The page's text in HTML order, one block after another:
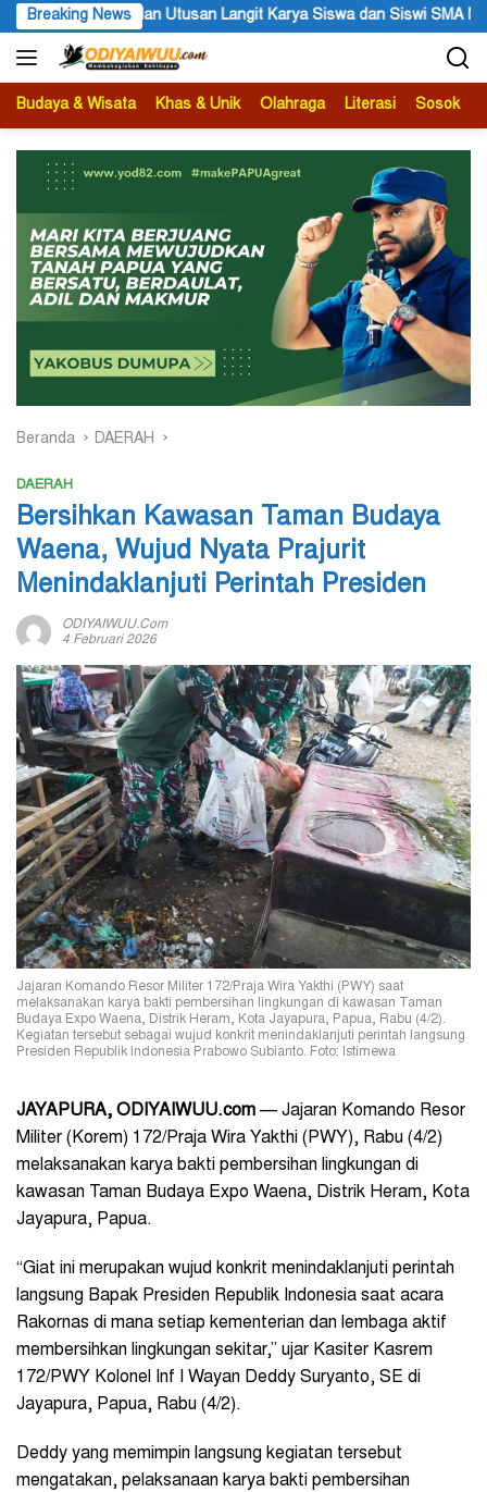
Langsung
ke
konten
Breaking News
SMA Negeri 1 Dogiyai Anggota MRP Papua
Budaya & Wisata Khas & Unik Olahraga Literasi Sosok
Beranda DAERAH
DAERAH
Bersihkan Kawasan Taman Budaya
Waena, Wujud Nyata Prajurit
Menindaklanjuti Perintah Presiden
ODIYAIWUU.com
4 Februari 2026
Jajaran Komando Resor Militer 172/Praja Wira Yakthi (PWY) saat
melaksanakan karya bakti pembersihan lingkungan di kawasan Taman
Budaya Expo Waena, Distrik Heram, Kota Jayapura, Papua, Rabu (4/2).
Kegiatan tersebut sebagai wujud konkrit menindaklanjuti perintah langsung
Presiden Republik Indonesia Prabowo Subianto. Foto: Istimewa
JAYAPURA, ODIYAIWUU.com — Jajaran Komando Resor
Militer (Korem) 172/Praja Wira Yakthi (PWY), Rabu (4/2)
melaksanakan karya bakti pembersihan lingkungan di
kawasan Taman Budaya Expo Waena, Distrik Heram, Kota
Jayapura, Papua.
“Giat ini merupakan wujud konkrit menindaklanjuti perintah
langsung Bapak Presiden Republik Indonesia saat acara
Rakornas di mana setiap kementerian dan lembaga aktif
membersihkan lingkungan sekitar,” ujar Kasiter Kasrem
172/PWY Kolonel Inf I Wayan Deddy Suryanto, SE di
Jayapura, Papua, Rabu (4/2).
Deddy yang memimpin langsung kegiatan tersebut
mengatakan, pelaksanaan karya bakti pembersihan